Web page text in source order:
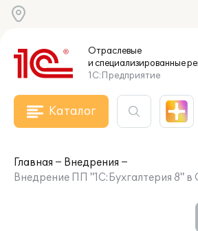
Отраслевые
и специализированные
1С:Предприятие
Каталог
Главная
Внедрения
Внедрение ПП "1С:Бухгалтерия 8"